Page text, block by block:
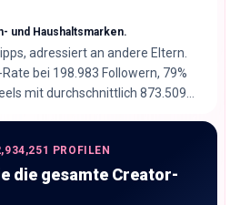
und Haushaltsmarken.
adressiert an andere Eltern.
bei 198.983 Followern, 79%
mit durchschnittlich 873.509
PROFILEN
die gesamte Creator-